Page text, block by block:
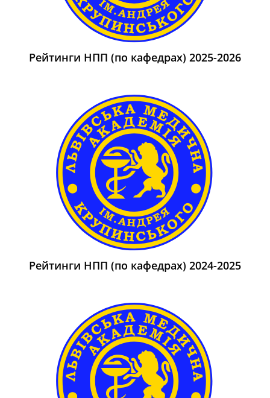
Рейтинги НПП (по кафедрах) 2025-2026
Рейтинги НПП (по кафедрах) 2024-2025